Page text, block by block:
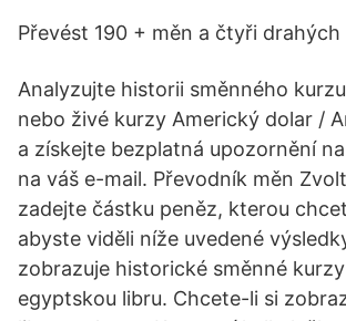
Převést 190 + měn a čtyři drahých
Analyzujte historii směnného
nebo živé kurzy Americký dolar /
a získejte bezplatná upozornění
na váš e-mail. Převodník měn
zadejte částku peněz, kterou
abyste viděli níže uvedené
zobrazuje historické směnné kurzy
egyptskou libru. Chcete-li si